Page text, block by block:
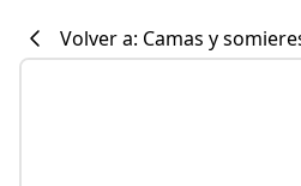
Volver a: Camas y